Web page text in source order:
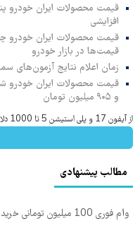
افزایشی
قیمت‌ها در بازار خودرو
زمان اعلام نتایج آزمون‌های
و ۹۰۵ میلیون تومان
از آیفون 17 و پلی استیشن 5 تا 1000 دلار جایزه ببر
مطالب پیشنهادی
وام فوری 100 میلیون تومانی خرید طلا (بدون ضامن)